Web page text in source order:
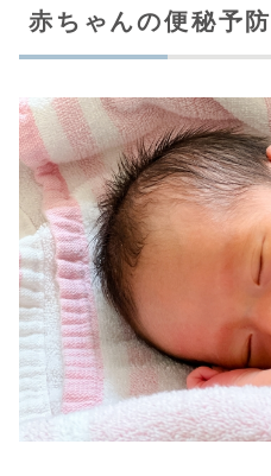
赤ちゃんの便秘予防